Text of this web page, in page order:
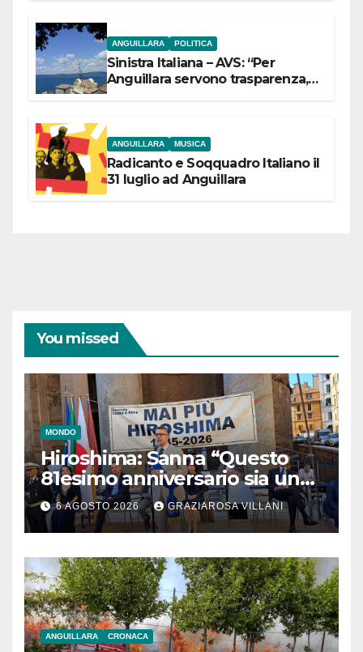
ANGUILLARA POLITICA
Sinistra Italiana – AVS: “Per
Anguillara servono trasparenza,
ANGUILLARA MUSICA
Radicanto e Soqquadro Italiano il
31 luglio ad Anguillara
You missed
MONDO
Hiroshima: Sanna “Questo
81esimo anniversario sia un
monito per tutti”
6 AGOSTO 2026 GRAZIAROSA VILLANI
ANGUILLARA CRONACA